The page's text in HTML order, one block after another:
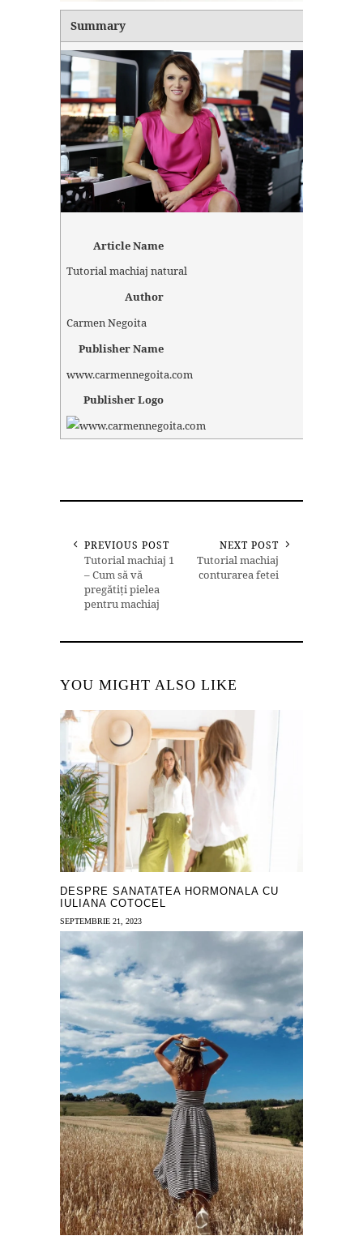
Summary
Article Name
Tutorial machiaj natural
Author
Carmen Negoita
Publisher Name
www.carmennegoita.com
Publisher Logo
PREVIOUS POST
Tutorial machiaj 1
– Cum să vă
pregătiți pielea
pentru machiaj
NEXT POST
Tutorial machiaj
conturarea fetei
YOU MIGHT ALSO LIKE
DESPRE SANATATEA HORMONALA CU
IULIANA COTOCEL
SEPTEMBRIE 21, 2023